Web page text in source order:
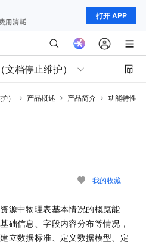
打开 APP
档停止维护）
） 产品概述 产品简介
功能特性
我的收藏
源中物理表基本情况的概览能
础信息、字段内容分布等情况，
立数据标准、定义数据模型、定